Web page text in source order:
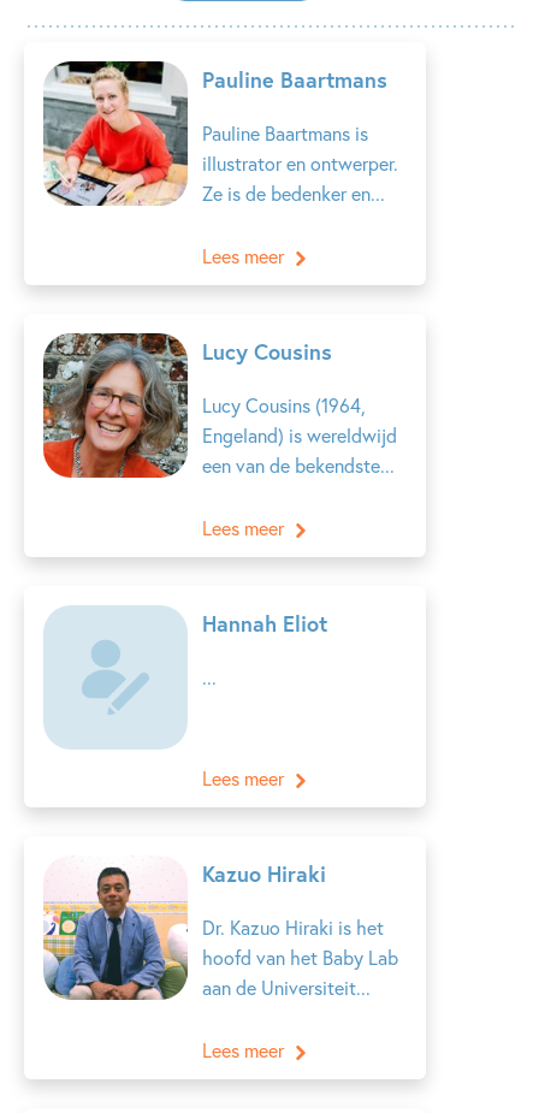
Voornaam (A-Z)
Voornaam (Z-A)
Pauline Baartmans
Pauline Baartmans is
illustrator en ontwerper.
Ze is de bedenker en...
Lees meer
Lucy Cousins
Lucy Cousins (1964,
Engeland) is wereldwijd
een van de bekendste...
Lees meer
Hannah Eliot
...
Lees meer
Kazuo Hiraki
Dr. Kazuo Hiraki is het
hoofd van het Baby Lab
aan de Universiteit...
Lees meer